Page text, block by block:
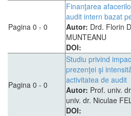
Pagina 0 - 0
Finanţarea
audit intern bazat
Autor: Drd. Florin
MUNTEANU
DOI:
Pagina 0 - 0
Studiu privind
prezenţei şi
activitatea de audit
Autor: Prof. univ.
univ. dr. Niculae
DOI: